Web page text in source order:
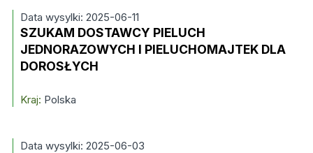
Data wysylki: 2025-06-11
SZUKAM DOSTAWCY PIELUCH
JEDNORAZOWYCH I PIELUCHOMAJTEK DLA
DOROSŁYCH
Kraj: Polska
Data wysylki: 2025-06-03